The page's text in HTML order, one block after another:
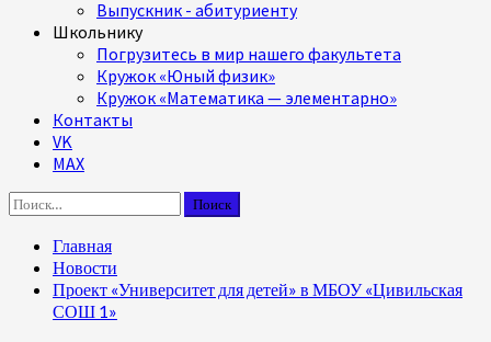
Выпускник - абитуриенту
Школьнику
Погрузитесь в мир нашего факультета
Кружок «Юный физик»
Кружок «Математика — элементарно»
Контакты
VK
MAX
Найти:
Главная
Новости
Проект «Университет для детей» в МБОУ «Цивильская
СОШ 1»